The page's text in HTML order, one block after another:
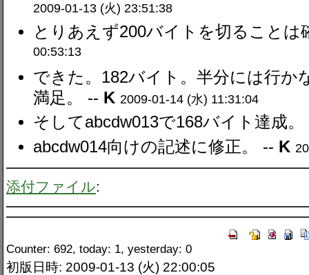
2009-01-13 (火) 23:51:38
とりあえず200バイトを切ることは
00:53:13
できた。182バイト。半分には行か
満足。 -- K 2009-01-14 (水) 11:31:04
そしてabcdw013で168バイト達成
abcdw014向けの記述に修正。 -- K
添付ファイル:
Counter: 692, today: 1, yesterday: 0
初版日時: 2009-01-13 (火) 22:00:05